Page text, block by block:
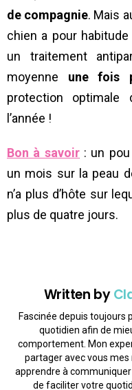
de compagnie. Mais
chien a pour habitude
un traitement
moyenne une fois
protection
l’année !
Bon à savoir: un pou
un mois sur la peau
n’a plus d’hôte sur
plus de quatre jours.
Written by
Fascinée depuis toujours
quotidien afin de
comportement. Mon
partager avec vous
apprendre à
de faciliter votre